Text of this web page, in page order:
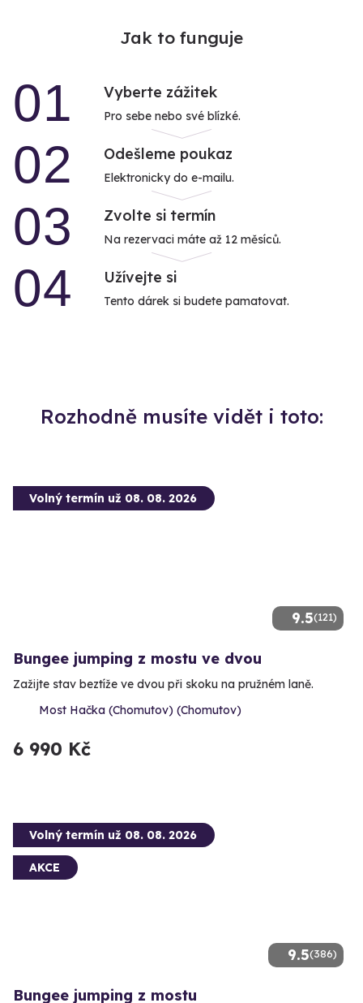
Jak to funguje
01 Vyberte zážitek
Pro sebe nebo své blízké.
02 Odešleme poukaz
Elektronicky do e-mailu.
03 Zvolte si termín
Na rezervaci máte až 12 měsíců.
04 Užívejte si
Tento dárek si budete pamatovat.
Rozhodně musíte vidět i toto:
9.5(121)
Volný termín už 08. 08. 2026
Bungee jumping z mostu ve dvou
Zažijte stav beztíže ve dvou při skoku na pružném laně.
Most Hačka (Chomutov) (Chomutov)
6 990 Kč
9.5(386)
Volný termín už 08. 08. 2026
AKCE
Bungee jumping z mostu